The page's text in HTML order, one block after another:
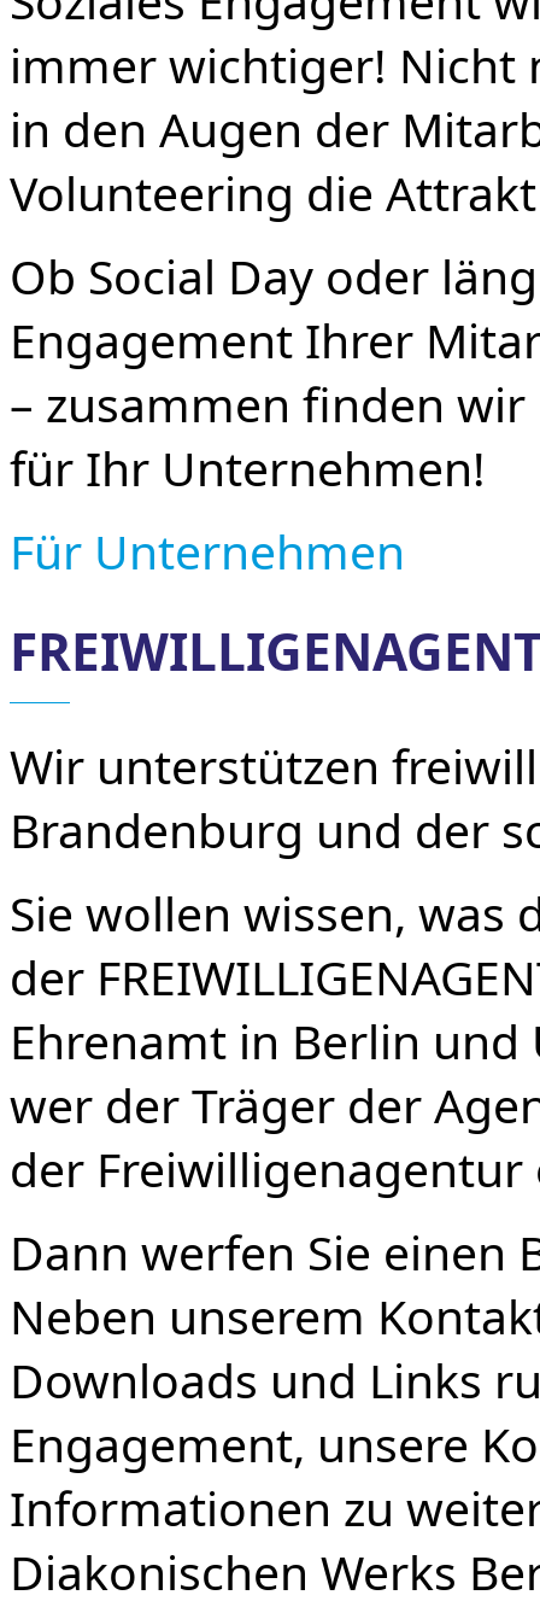
immer wichtiger! Nicht
in den Augen der
Volunteering die
Ob Social Day oder
Engagement Ihrer
– zusammen finden
für Ihr Unternehmen!
Für Unternehmen
Wir unterstützen
Brandenburg und der
Sie wollen wissen, was
der
Ehrenamt in Berlin
wer der Träger der
der Freiwilligenagentur
Dann werfen Sie einen
Neben unserem
Downloads und Links
Engagement, unsere
Informationen zu
Diakonischen Werks